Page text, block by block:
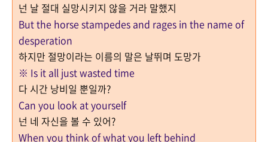
넌 날 절대 실망시키지 않을 거라 말했지
But the horse stampedes and rages in the name of
desperation
하지만 절망이라는 이름의 말은 날뛰며 도망가
※ Is it all just wasted time
다 시간 낭비일 뿐일까?
Can you look at yourself
넌 네 자신을 볼 수 있어?
When you think of what you left behind